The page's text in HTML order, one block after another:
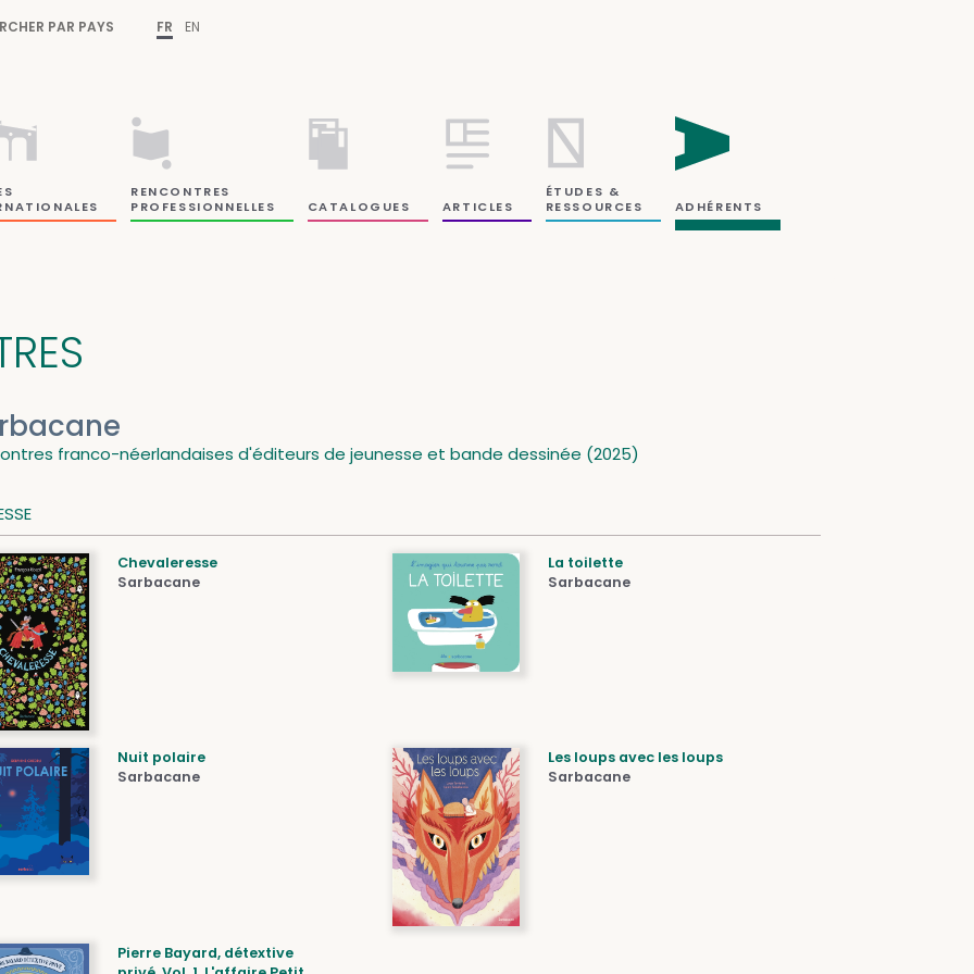
PAR PAYS FR EN
RENCONTRES
PROFESSIONNELLES
CATALOGUES ARTICLES
ÉTUDES &
RESSOURCES
ADHÉRENTS
franco-néerlandaises d'éditeurs de jeunesse et bande dessinée (2025)
Chevaleresse
Sarbacane
La toilette
Sarbacane
Nuit polaire
Sarbacane
Les loups avec les loups
Sarbacane
Pierre Bayard, détextive